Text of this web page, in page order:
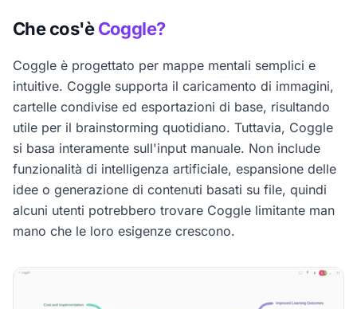
Che cos'èCoggle?
Coggle è progettato per mappe mentali semplici e
intuitive. Coggle supporta il caricamento di immagini,
cartelle condivise ed esportazioni di base, risultando
utile per il brainstorming quotidiano. Tuttavia, Coggle
si basa interamente sull'input manuale. Non include
funzionalità di intelligenza artificiale, espansione delle
idee o generazione di contenuti basati su file, quindi
alcuni utenti potrebbero trovare Coggle limitante man
mano che le loro esigenze crescono.